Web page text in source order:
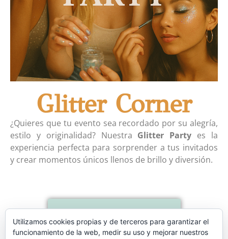
Glitter Corner
¿Quieres que tu evento sea recordado por su alegría,
estilo y originalidad? Nuestra Glitter Party es la
experiencia perfecta para sorprender a tus invitados
y crear momentos únicos llenos de brillo y diversión.
Contactar
Utilizamos cookies propias y de terceros para garantizar el
funcionamiento de la web, medir su uso y mejorar nuestros